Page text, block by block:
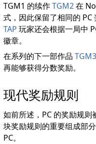
TGM1 的续作TGM2在
式，因此保留了相同的
TAP 玩家还会根据一局中
徽章。
在系列的下一部作品TGM3
再能够获得分数奖励。
现代奖励规则
如前所述，PC 的奖励规则
块奖励规则的重要组成部
PC。